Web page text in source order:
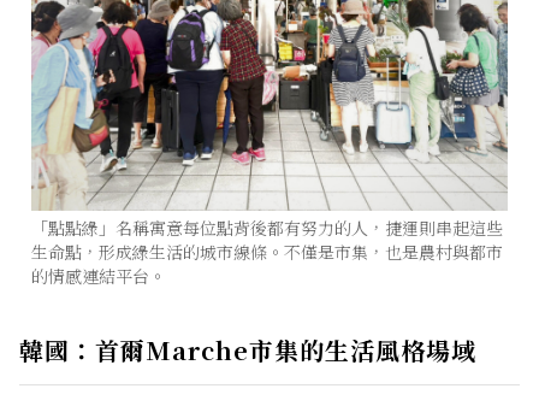
「點點綠」名稱寓意每位點背後都有努力的人，捷運則串起這些
生命點，形成綠生活的城市線條。不僅是市集，也是農村與都市
的情感連結平台。
韓國：首爾Marche市集的生活風格場域